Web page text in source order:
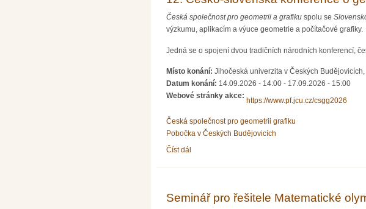
Česká společnost pro geometrii a grafiku spolu se
výzkumu, aplikacím a výuce geometrie a počítačové grafiky.
Jedná se o spojení dvou tradičních národních konferencí,
Místo konání: Jihočeská univerzita v Českých
Datum konání: 14.09.2026 - 14:00 - 17.09.2026 - 15:00
Webové stránky akce:
https://www.pf.jcu.cz/csgg2026
Česká společnost pro geometrii grafiku
Pobočka v Českých Budějovicích
Číst dál
Seminář pro řešitele Matematické